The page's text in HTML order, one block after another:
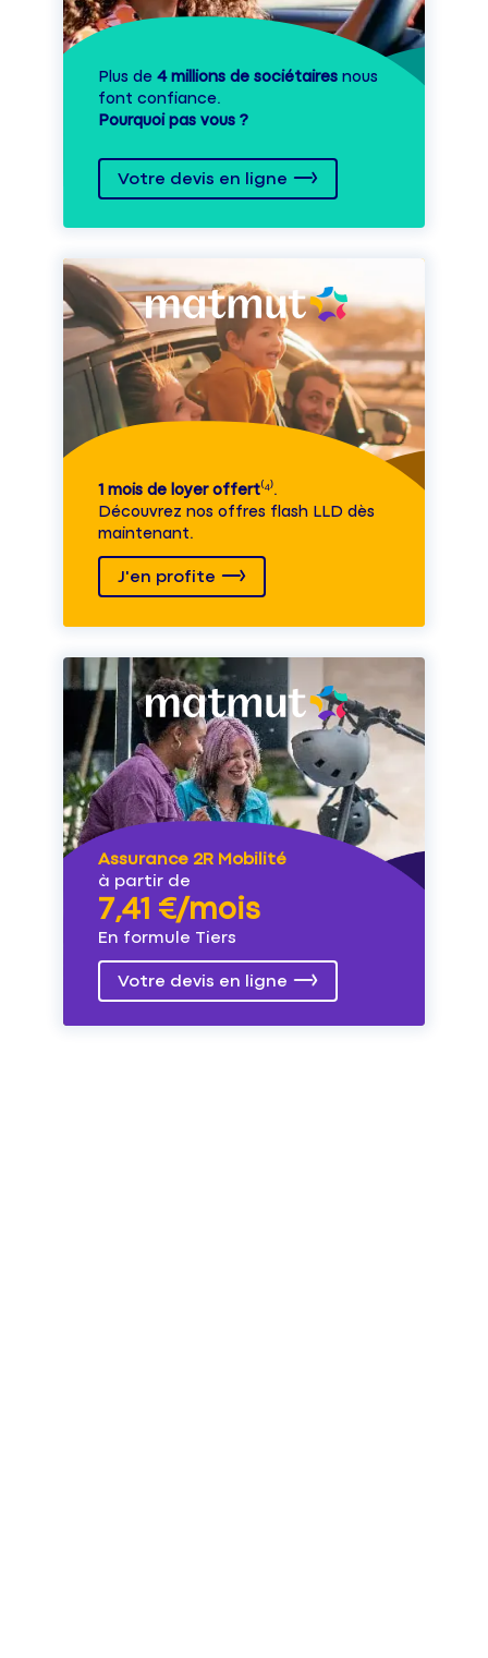
Plus de 4 millions de sociétaires nous
font confiance.
Pourquoi pas vous ?
Votre devis en ligne
1 mois de loyer offert⁽⁴⁾.
Découvrez nos offres flash LLD dès
maintenant.
J'en profite
Assurance 2R Mobilité
à partir de
7,41 €/mois
En formule Tiers
Votre devis en ligne